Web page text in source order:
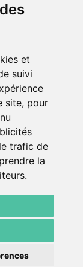
et
suivi
site, pour
trafic de
la